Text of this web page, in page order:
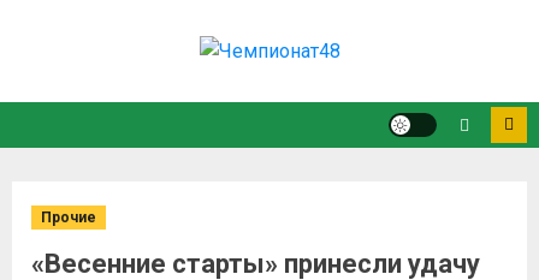
Прочие
«Весенние старты» принесли удачу